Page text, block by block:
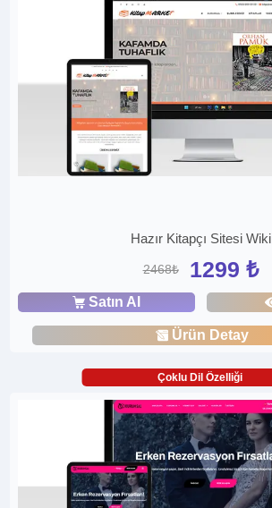
Hazır Kitapçı Sitesi Wiki
2468₺ 1299 ₺
Satın Al
Ürün Detay
Çoklu Dil Özelliği